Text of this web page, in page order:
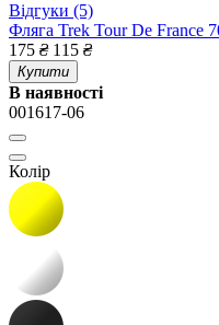
Відгуки (5)
Фляга Trek Tour De France
175 ₴ 115 ₴
Купити
В наявності
001617-06
Колір